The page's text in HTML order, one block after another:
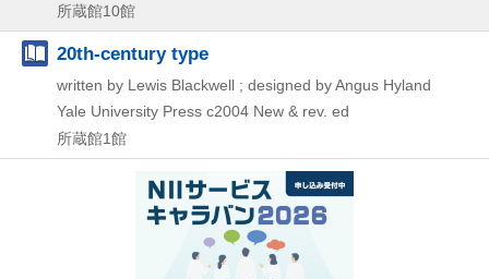
所蔵館10館
20th-century type
written by Lewis Blackwell ; designed by Angus Hyland
Yale University Press c2004 New & rev. ed
所蔵館1館